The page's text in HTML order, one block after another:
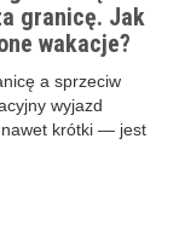
granicę. Jak
wakacje?
a sprzeciw
wyjazd
krótki — jest